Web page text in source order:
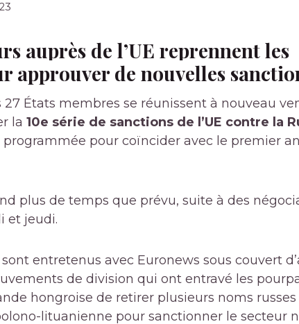
auprès de l’UE reprennent les
approuver de nouvelles
27 États membres se réunissent à nouveau
la 10e série de sanctions de l’UE contre la
pour coïncider avec le premier
plus de temps que prévu, suite à des
et jeudi.
entretenus avec Euronews sous couvert
de division qui ont entravé les
hongroise de retirer plusieurs noms
lituanienne pour sanctionner le secteur